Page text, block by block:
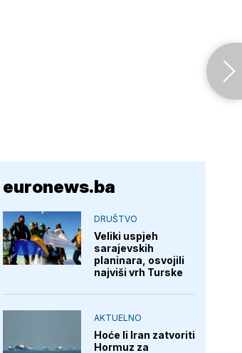
euronews.ba
DRUŠTVO
Veliki uspjeh
sarajevskih
planinara, osvojili
najviši vrh Turske
AKTUELNO
Hoće li Iran zatvoriti
Hormuz za